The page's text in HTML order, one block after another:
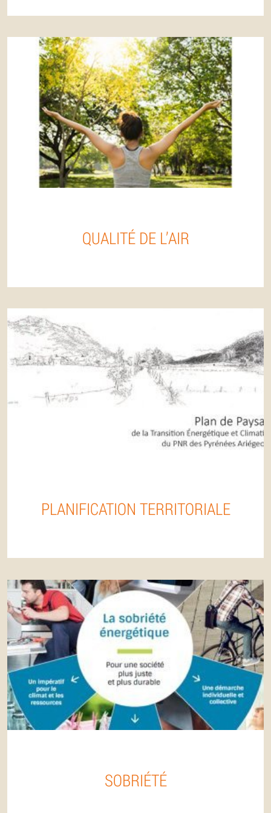
QUALITÉ DE L’AIR
PLANIFICATION TERRITORIALE
SOBRIÉTÉ